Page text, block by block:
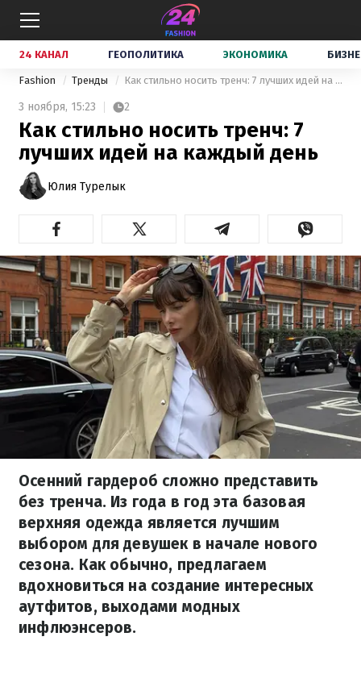
24 КАНАЛ ГЕОПОЛИТИКА ЭКОНОМИКА
Fashion Тренды Как стильно носить тренч: 7 лучших идей на каждый день
3 ноября, 15:23 2
Как стильно носить тренч: 7
лучших идей на каждый день
Юлия Турелык
Осенний гардероб сложно представить
без тренча. Из года в год эта базовая
верхняя одежда является лучшим
выбором для девушек в начале нового
сезона. Как обычно, предлагаем
вдохновиться на создание интересных
аутфитов, выходами модных
инфлюэнсеров.